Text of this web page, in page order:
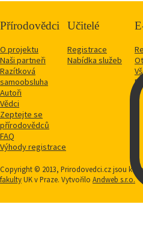
Přírodovědci
O projektu
Naši partneři
Razítková
samoobsluha
Autoři
Vědci
Zeptejte se
přírodovědců
FAQ
Výhody registrace
Učitelé
Registrace
Nabídka služeb
Copyright © 2013, Prirodovedci.cz jsou
fakultyUK v Praze. Vytvořilo Andweb s.r.o.